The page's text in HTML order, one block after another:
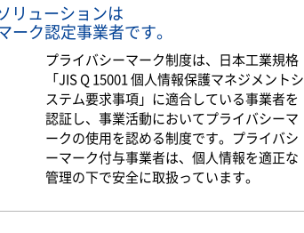
リューションは
ーク認定事業者です。
プライバシーマーク制度は、日本工業規格
「JIS Q 15001 個人情報保護マネジメントシ
ステム要求事項」に適合している事業者を
認証し、事業活動においてプライバシーマ
ークの使用を認める制度です。プライバシ
ーマーク付与事業者は、個人情報を適正な
管理の下で安全に取扱っています。